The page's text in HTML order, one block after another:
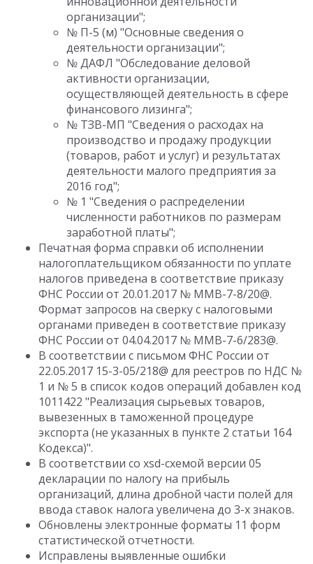
организации";
№ П-5 (м) "Основные сведения о
деятельности организации";
№ ДАФЛ "Обследование деловой
активности организации,
осуществляющей деятельность в сфере
финансового лизинга";
№ ТЗВ-МП "Сведения о расходах на
производство и продажу продукции
(товаров, работ и услуг) и результатах
деятельности малого предприятия за
2016 год";
№ 1 "Сведения о распределении
численности работников по размерам
заработной платы";
Печатная форма справки об исполнении
налогоплательщиком обязанности по уплате
налогов приведена в соответствие приказу
ФНС России от 20.01.2017 № ММВ-7-8/20@.
Формат запросов на сверку с налоговыми
органами приведен в соответствие приказу
ФНС России от 04.04.2017 № ММВ-7-6/283@.
В соответствии с письмом ФНС России от
22.05.2017 15-3-05/218@ для реестров по НДС №
1 и № 5 в список кодов операций добавлен код
1011422 "Реализация сырьевых товаров,
вывезенных в таможенной процедуре
экспорта (не указанных в пункте 2 статьи 164
Кодекса)".
В соответствии со xsd-схемой версии 05
декларации по налогу на прибыль
организаций, длина дробной части полей для
ввода ставок налога увеличена до 3-х знаков.
Обновлены электронные форматы 11 форм
статистической отчетности.
Исправлены выявленные ошибки